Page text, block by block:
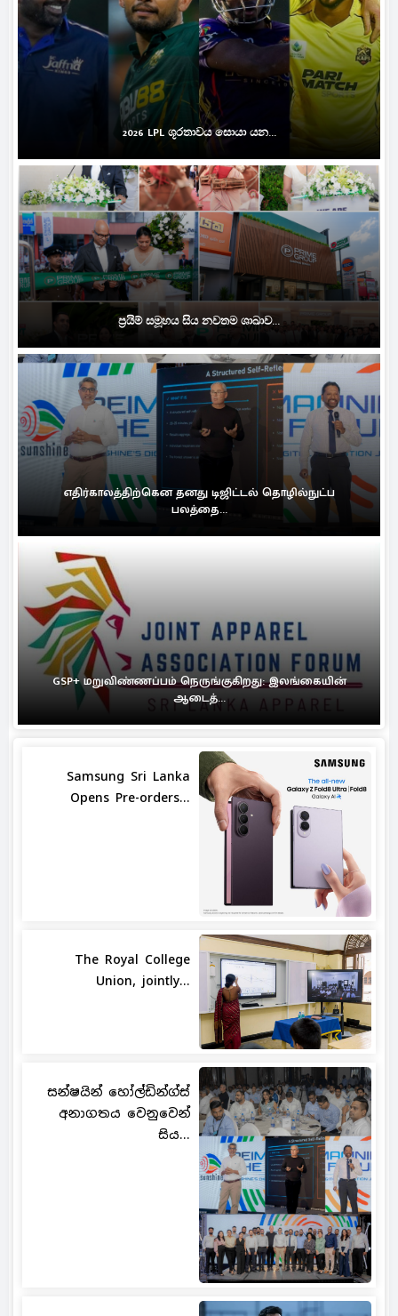
2026 LPL ශූරතාවය සොයා යන...
ප්‍රයිම් සමූහය සිය නවතම ශාඛාව...
எதிர்காலத்திற்கென தனது டிஜிட்டல் தொழில்நுட்ப
பலத்தை...
GSP+ மறுவிண்ணப்பம் நெருங்குகிறது: இலங்கையின்
ஆடைத்...
Samsung Sri Lanka
Opens Pre-orders...
The Royal College
Union, jointly...
සන්ෂයින් හෝල්ඩින්ග්ස්
අනාගතය වෙනුවෙන්
සිය...